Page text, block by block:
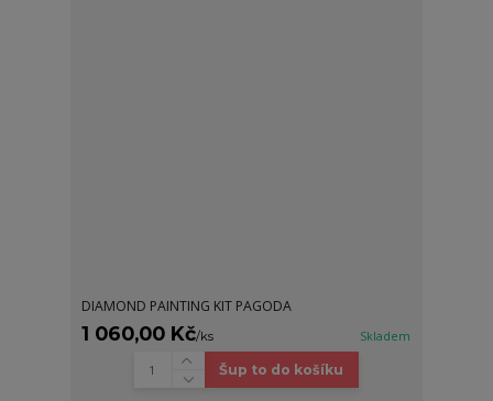
DIAMOND PAINTING KIT PAGODA
1 060,00 Kč/ks Skladem
Šup to do košíku